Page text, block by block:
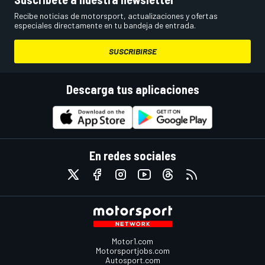
Recibe noticias de motorsport, actualizaciones y ofertas
especiales directamente en tu bandeja de entrada.
SUSCRIBIRSE
Descarga tus aplicaciones
En redes sociales
Motor1.com
Motorsportjobs.com
Autosport.com